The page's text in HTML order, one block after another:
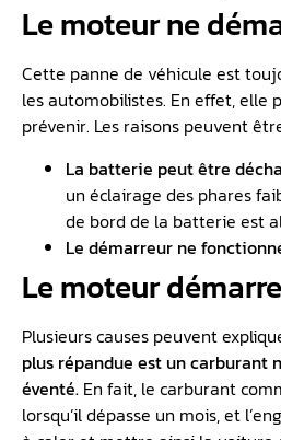
Le moteur ne
Cette panne de véhicule est
les automobilistes. En effet, elle
prévenir. Les raisons peuvent
La batterie peut être
un éclairage des phares
de bord de la batterie est
Le démarreur ne
Le moteur
Plusieurs causes peuvent
plus répandue est un carburant
éventé. En fait, le carburant
lorsqu’il dépasse un mois, et